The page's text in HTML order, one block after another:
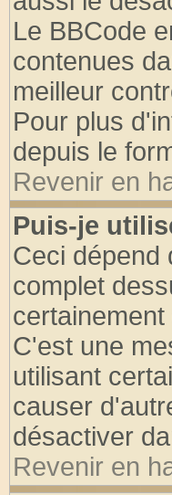
Le BBCode
contenues
meilleur
Pour plus
depuis le
Revenir en
Puis-je
Ceci dépend
complet
C'est une
utilisant
causer
désactiver
Revenir en